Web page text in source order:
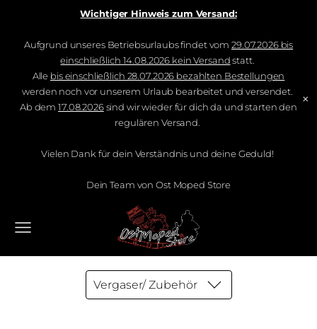
Wichtiger Hinweis zum Versand:
Aufgrund unseres Betriebsurlaubs findet vom29.07.2026 bis
einschließlich 14.08.2026 kein Versandstatt.
Alle bis einschließlich 28.07.2026 bezahlten Bestellungen
werden noch vor unserem Urlaub bearbeitet und versendet.
Ab dem17.08.2026sind wir wieder für dich da und starten den
regulären Versand.
Vielen Dank für dein Verständnis und deine Geduld!
Dein Team von Ost Moped Store
×
Vergaser/ Zubehör